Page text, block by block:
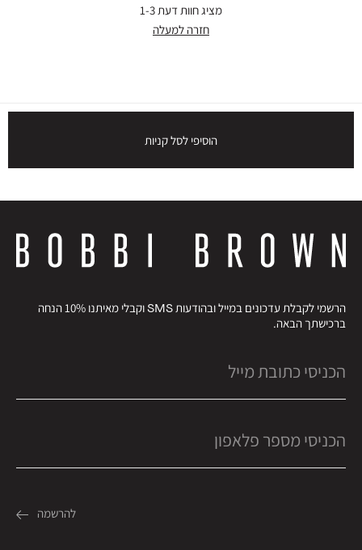
מציג חוות דעת 1-3
חזרה למעלה
הוסיפי לסל קניות
הרשמי לקבלת עדכונים במייל ובהודעות SMS וקבלי מאיתנו 10% הנחה
ברכישתך הבאה.